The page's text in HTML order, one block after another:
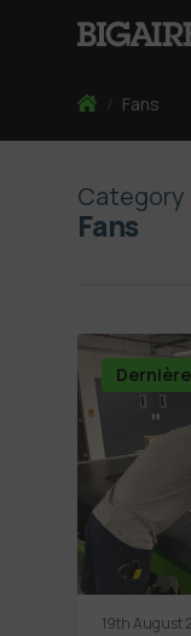
Home
Fans
Category
Fans
19th August